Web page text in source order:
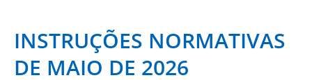
INSTRUÇÕES NORMATIVAS
DE MAIO DE 2026